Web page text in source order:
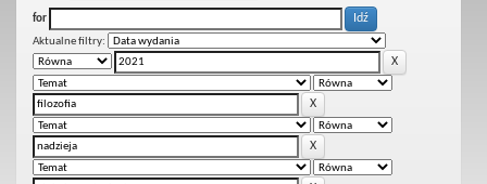
for
Aktualne filtry: